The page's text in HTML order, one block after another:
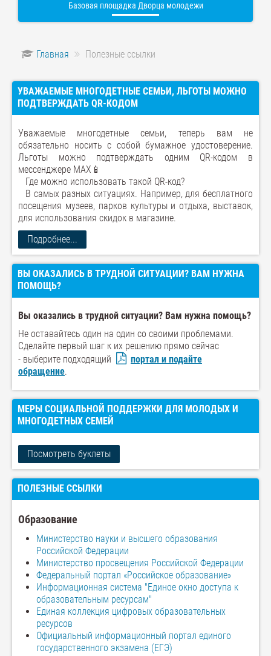
Базовая площадка Дворца молодежи
Главная Полезные ссылки
УВАЖАЕМЫЕ МНОГОДЕТНЫЕ СЕМЬИ, ЛЬГОТЫ МОЖНО
ПОДТВЕРЖДАТЬ QR-КОДОМ
Уважаемые многодетные семьи, теперь вам не
обязательно носить с собой бумажное удостоверение.
Льготы можно подтверждать одним QR-кодом в
мессенджере MAX📱
⠀Где можно использовать такой QR-код?
⠀В самых разных ситуациях. Например, для бесплатного
посещения музеев, парков культуры и отдыха, выставок,
для использования скидок в магазине.
Подробнее...
ВЫ ОКАЗАЛИСЬ В ТРУДНОЙ СИТУАЦИИ? ВАМ НУЖНА
ПОМОЩЬ?
Вы оказались в трудной ситуации? Вам нужна помощь?
Не оставайтесь один на один со своими проблемами.
Сделайте первый шаг к их решению прямо сейчас
- выберите подходящий
портал и подайте
обращение.
МЕРЫ СОЦИАЛЬНОЙ ПОДДЕРЖКИ ДЛЯ МОЛОДЫХ И
МНОГОДЕТНЫХ СЕМЕЙ
Посмотреть буклеты
ПОЛЕЗНЫЕ ССЫЛКИ
Образование
Министерство науки и высшего образования
Российской Федерации
Министерство просвещения Российской Федерации
Федеральный портал «Российское образование»
Информационная система "Единое окно доступа к
образовательным ресурсам"
Единая коллекция цифровых образовательных
ресурсов
Официальный информационный портал единого
государственного экзамена (ЕГЭ)